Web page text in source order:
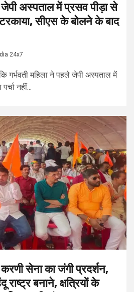
अस्पताल में प्रसव पीड़ा से
सीएस के बोलने के बाद
24x7
गर्भवती महिला ने पहले जेपी अस्पताल में
नहीं...
सेना का जंगी प्रदर्शन,
राष्ट्र बनाने, क्षत्रियों के